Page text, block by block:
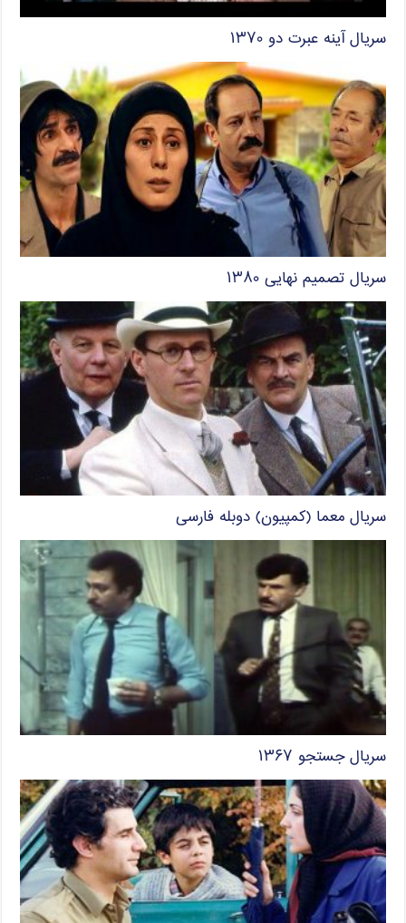
سریال آینه عبرت دو ۱۳۷۰
سریال تصمیم نهایی ۱۳۸۰
سریال معما (کمپیون) دوبله فارسی
سریال جستجو ۱۳۶۷